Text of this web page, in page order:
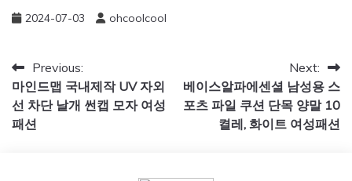
2024-07-03 ohcoolcool
글
탐
색
Previous:
마인드맵 국내제작 UV 자외
선 차단 날개 썬캡 모자 여성
패션
Next:
베이스알파에센셜 남성용 스
포츠 파일 쿠션 단목 양말 10
켤레, 화이트 여성패션